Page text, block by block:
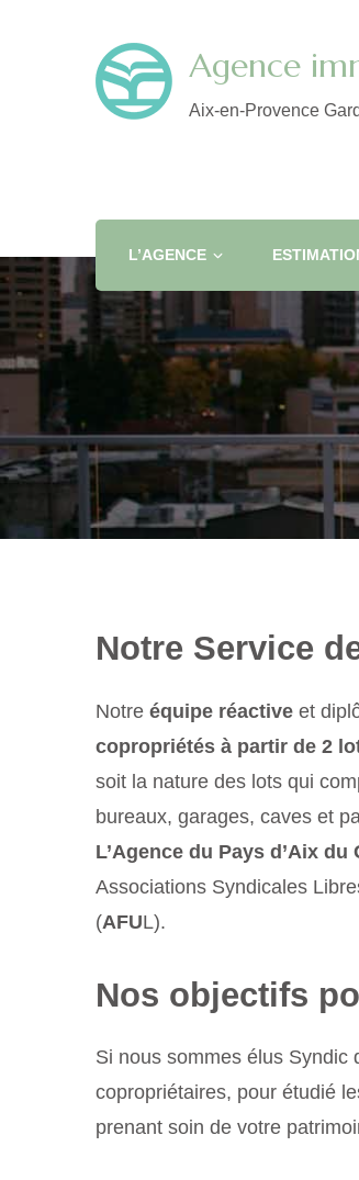
Agence
Aix-en-Provence
L’AGENCE
Notre Service
Notre équipe réactive et
copropriétés à partir de 2
soit la nature des lots qui
bureaux, garages, caves et
L’Agence du Pays d’Aix
Associations Syndicales
(AFUL).
Nos objectifs
Si nous sommes élus Syndic
copropriétaires, pour étudié
prenant soin de votre